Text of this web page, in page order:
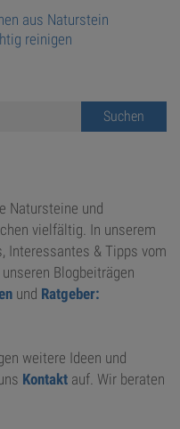
aus Naturstein
reinigen
Natursteine und
vielfältig. In unserem
Interessantes & Tipps vom
Blogbeiträgen
und Ratgeber:
weitere Ideen und
Kontakt auf. Wir beraten